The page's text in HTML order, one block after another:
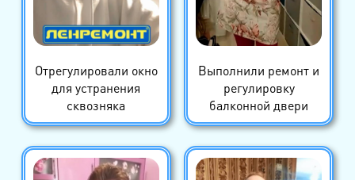
Отрегулировали окно
для устранения
сквозняка
Выполнили ремонт и
регулировку
балконной двери